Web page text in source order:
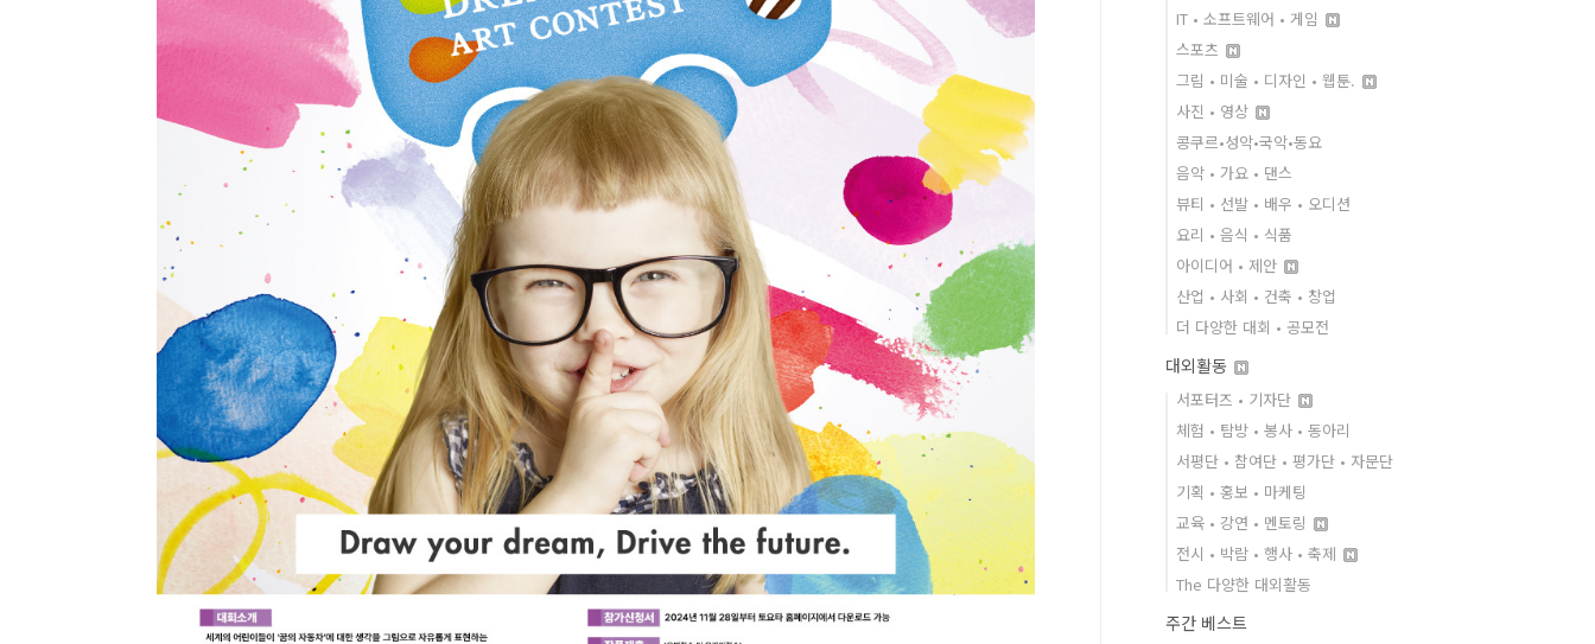
IT • 소프트웨어 • 게임
스포츠
그림 • 미술 • 디자인 • 웹툰.
사진 • 영상
콩쿠르•성악•국악•동요
음악 • 가요 • 댄스
뷰티 • 선발 • 배우 • 오디션
요리 • 음식 • 식품
아이디어 • 제안
산업 • 사회 • 건축 • 창업
더 다양한 대회 • 공모전
대외활동
서포터즈 • 기자단
체험 • 탐방 • 봉사 • 동아리
서평단 • 참여단 • 평가단 • 자문단
기획 • 홍보 • 마케팅
교육 • 강연 • 멘토링
전시 • 박람 • 행사 • 축제
The 다양한 대외활동
주간 베스트